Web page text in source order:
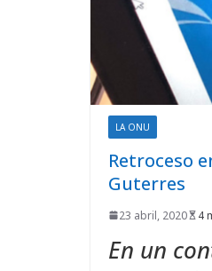
LA ONU
Retroceso
Guterres
23 abril, 2020 4
En un